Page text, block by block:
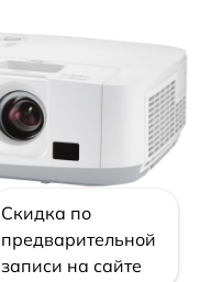
Скидка по
предварительной
записи на сайте